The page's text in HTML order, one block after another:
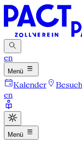
en
Menü
Kalender Besuch
en
Menü